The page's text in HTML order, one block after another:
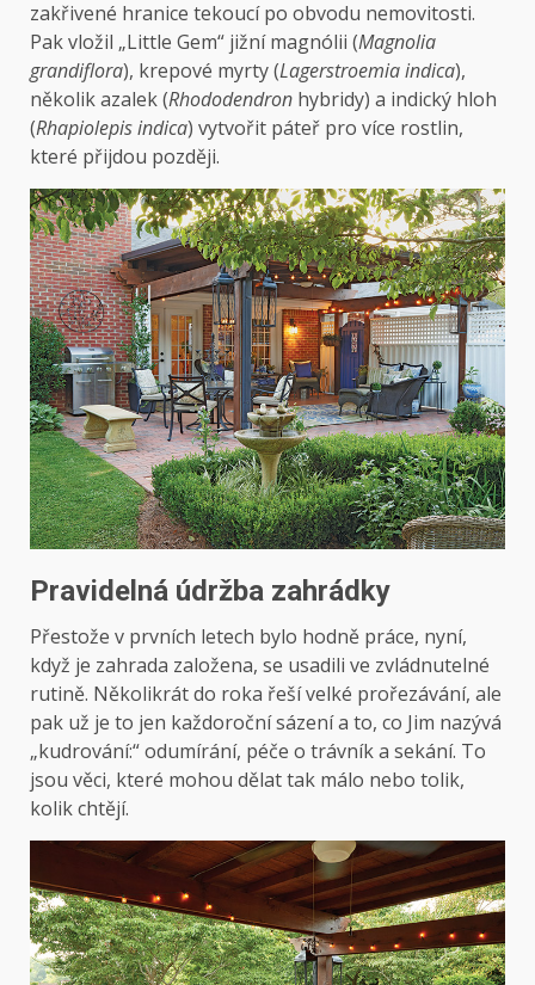
zakřivené hranice tekoucí po obvodu nemovitosti.
Pak vložil „Little Gem“ jižní magnólii (Magnolia
grandiflora), krepové myrty (Lagerstroemia indica),
několik azalek (Rhododendron hybridy) a indický hloh
(Rhapiolepis indica) vytvořit páteř pro více rostlin,
které přijdou později.
Pravidelná údržba zahrádky
Přestože v prvních letech bylo hodně práce, nyní,
když je zahrada založena, se usadili ve zvládnutelné
rutině. Několikrát do roka řeší velké prořezávání, ale
pak už je to jen každoroční sázení a to, co Jim nazývá
„kudrování:“ odumírání, péče o trávník a sekání. To
jsou věci, které mohou dělat tak málo nebo tolik,
kolik chtějí.